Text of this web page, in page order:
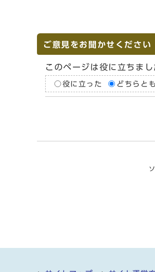
ご意見をお聞かせください
このページは役に立ちまし
役に立った どちらと